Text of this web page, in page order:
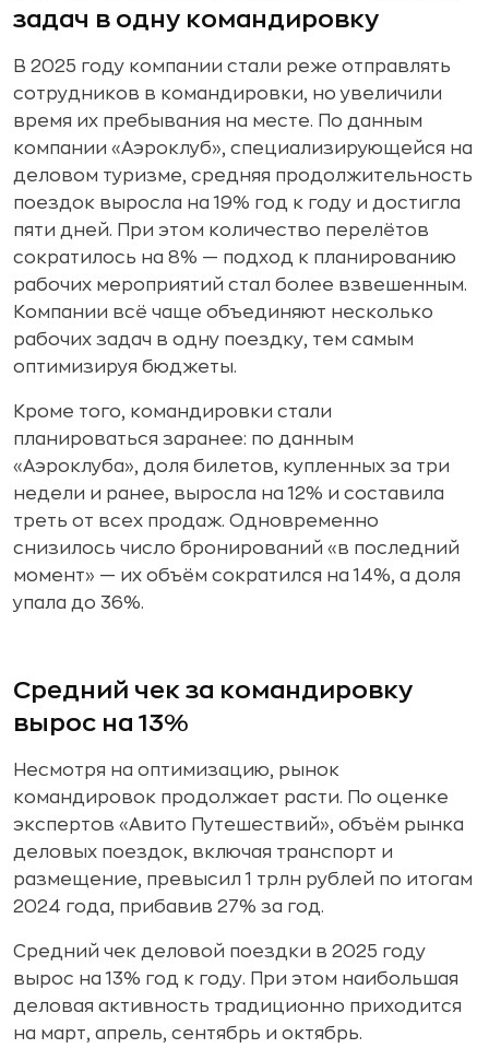
задач в одну командировку
В 2025 году компании стали реже отправлять
сотрудников в командировки, но увеличили
время их пребывания на месте. По данным
компании «Аэроклуб», специализирующейся на
деловом туризме, средняя продолжительность
поездок выросла на 19% год к году и достигла
пяти дней. При этом количество перелётов
сократилось на 8% — подход к планированию
рабочих мероприятий стал более взвешенным.
Компании всё чаще объединяют несколько
рабочих задач в одну поездку, тем самым
оптимизируя бюджеты.
Кроме того, командировки стали
планироваться заранее: по данным
«Аэроклуба», доля билетов, купленных за три
недели и ранее, выросла на 12% и составила
треть от всех продаж. Одновременно
снизилось число бронирований «в последний
момент» — их объём сократился на 14%, а доля
упала до 36%.
Средний чек за командировку
вырос на 13%
Несмотря на оптимизацию, рынок
командировок продолжает расти. По оценке
экспертов «Авито Путешествий», объём рынка
деловых поездок, включая транспорт и
размещение, превысил 1 трлн рублей по итогам
2024 года, прибавив 27% за год.
Средний чек деловой поездки в 2025 году
вырос на 13% год к году. При этом наибольшая
деловая активность традиционно приходится
на март, апрель, сентябрь и октябрь.